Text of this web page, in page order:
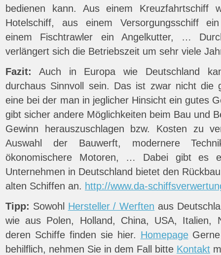
bedienen kann. Aus einem Kreuzfahrtschiff
Hotelschiff, aus einem Versorgungsschiff
einem Fischtrawler ein Angelkutter, …
verlängert sich die Betriebszeit um sehr viele
Fazit: Auch in Europa wie Deutschland
durchaus Sinnvoll sein. Das ist zwar nicht die
eine bei der man in jeglicher Hinsicht ein gutes
gibt sicher andere Möglichkeiten beim Bau und
Gewinn herauszuschlagen bzw. Kosten zu
Auswahl der Bauwerft, modernere
ökonomischere Motoren, … Dabei gibt es
Unternehmen in Deutschland bietet den
alten Schiffen an. http://www.da-
Tipp: Sowohl Hersteller / Werften aus
wie aus Polen, Holland, China, USA, Italien,
deren Schiffe finden sie hier. HomepageGerne
behilflich, nehmen Sie in dem Fall bitte Kontakt